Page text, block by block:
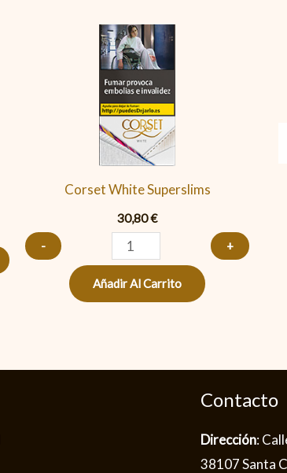
Corset White Superslims
30,80€
-
Corset
White
Superslims
cantidad
+
Añadir Al Carrito
Contacto
Dirección:
38107 Santa